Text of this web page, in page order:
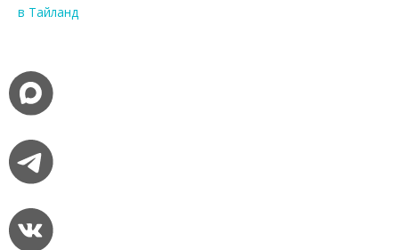
в Тайланд